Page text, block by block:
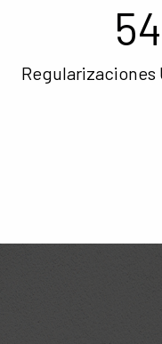
54
Regularizaciones